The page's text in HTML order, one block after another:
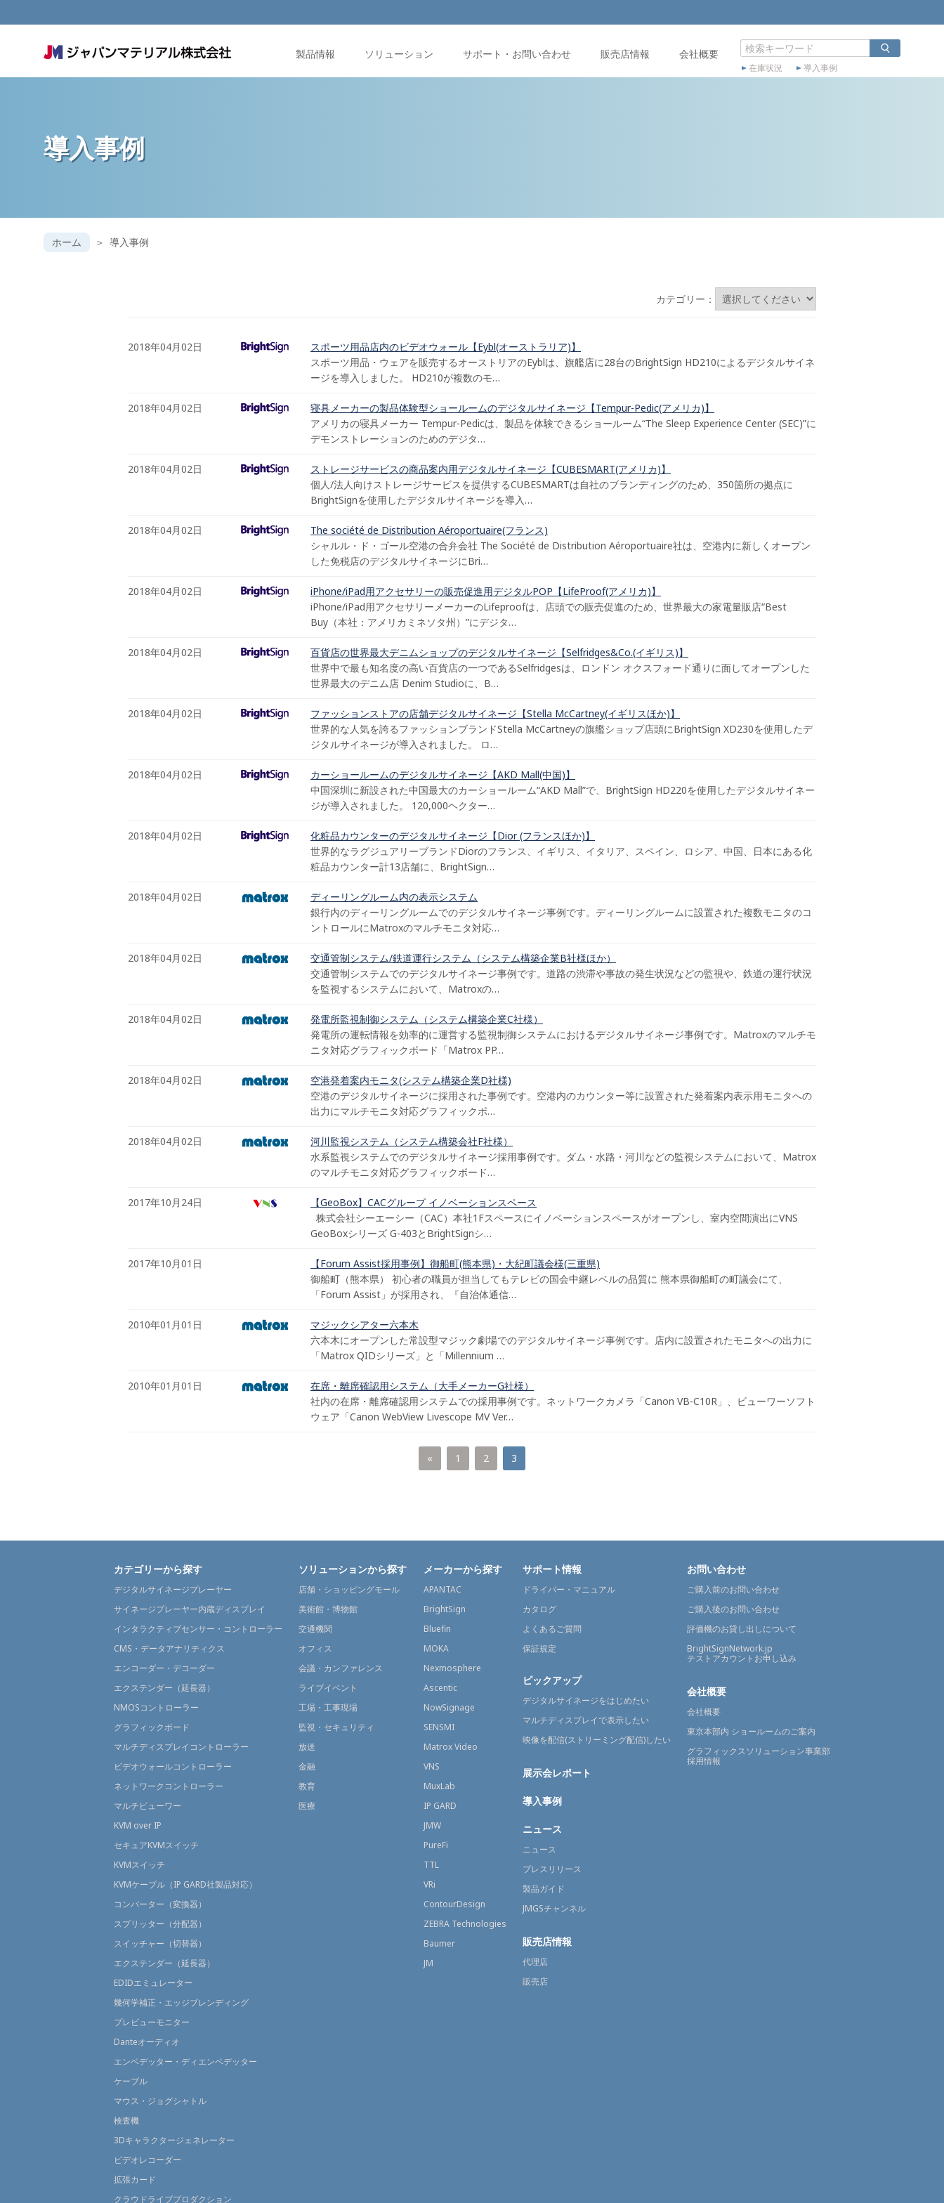
製品情報 ソリューション サポート・お問い合わせ 販売店情報 会社概要
在庫状況 導入事例
導入事例
ホーム 導入事例
カテゴリー：
2018年04月02日
スポーツ用品店内のビデオウォール【Eybl(オーストラリア)】
スポーツ用品・ウェアを販売するオーストリアのEyblは、旗艦店に28台のBrightSign HD210によるデジタルサイネ
ージを導入しました。 HD210が複数のモ…
2018年04月02日
寝具メーカーの製品体験型ショールームのデジタルサイネージ【Tempur-Pedic(アメリカ)】
アメリカの寝具メーカー Tempur-Pedicは、製品を体験できるショールーム“The Sleep Experience Center (SEC)”に
デモンストレーションのためのデジタ…
2018年04月02日
ストレージサービスの商品案内用デジタルサイネージ【CUBESMART(アメリカ)】
個人/法人向けストレージサービスを提供するCUBESMARTは自社のブランディングのため、350箇所の拠点に
BrightSignを使用したデジタルサイネージを導入…
2018年04月02日
The société de Distribution Aéroportuaire(フランス)
シャルル・ド・ゴール空港の合弁会社 The Société de Distribution Aéroportuaire社は、空港内に新しくオープン
した免税店のデジタルサイネージにBri…
2018年04月02日
iPhone/iPad用アクセサリーの販売促進用デジタルPOP【LifeProof(アメリカ)】
iPhone/iPad用アクセサリーメーカーのLifeproofは、店頭での販売促進のため、世界最大の家電量販店“Best
Buy（本社：アメリカミネソタ州）”にデジタ…
2018年04月02日
百貨店の世界最大デニムショップのデジタルサイネージ【Selfridges&Co.(イギリス)】
世界中で最も知名度の高い百貨店の一つであるSelfridgesは、ロンドン オクスフォード通りに面してオープンした
世界最大のデニム店 Denim Studioに、B…
2018年04月02日
ファッションストアの店舗デジタルサイネージ【Stella McCartney(イギリスほか)】
世界的な人気を誇るファッションブランドStella McCartneyの旗艦ショップ店頭にBrightSign XD230を使用したデ
ジタルサイネージが導入されました。 ロ…
2018年04月02日
カーショールームのデジタルサイネージ【AKD Mall(中国)】
中国深圳に新設された中国最大のカーショールーム“AKD Mall”で、BrightSign HD220を使用したデジタルサイネー
ジが導入されました。 120,000ヘクター…
2018年04月02日
化粧品カウンターのデジタルサイネージ【Dior (フランスほか)】
世界的なラグジュアリーブランドDiorのフランス、イギリス、イタリア、スペイン、ロシア、中国、日本にある化
粧品カウンター計13店舗に、BrightSign…
2018年04月02日
ディーリングルーム内の表示システム
銀行内のディーリングルームでのデジタルサイネージ事例です。ディーリングルームに設置された複数モニタのコ
ントロールにMatroxのマルチモニタ対応…
2018年04月02日
交通管制システム/鉄道運行システム（システム構築企業B社様ほか）
交通管制システムでのデジタルサイネージ事例です。道路の渋滞や事故の発生状況などの監視や、鉄道の運行状況
を監視するシステムにおいて、Matroxの…
2018年04月02日
発電所監視制御システム（システム構築企業C社様）
発電所の運転情報を効率的に運営する監視制御システムにおけるデジタルサイネージ事例です。Matroxのマルチモ
ニタ対応グラフィックボード「Matrox PP…
2018年04月02日
空港発着案内モニタ(システム構築企業D社様)
空港のデジタルサイネージに採用された事例です。空港内のカウンター等に設置された発着案内表示用モニタへの
出力にマルチモニタ対応グラフィックボ…
2018年04月02日
河川監視システム（システム構築会社F社様）
水系監視システムでのデジタルサイネージ採用事例です。ダム・水路・河川などの監視システムにおいて、Matrox
のマルチモニタ対応グラフィックボード…
2017年10月24日
【GeoBox】CACグループ イノベーションスペース
株式会社シーエーシー（CAC）本社1Fスペースにイノベーションスペースがオープンし、室内空間演出にVNS
GeoBoxシリーズ G-403とBrightSignシ…
2017年10月01日
【Forum Assist採用事例】御船町(熊本県)・大紀町議会様(三重県)
御船町（熊本県） 初心者の職員が担当してもテレビの国会中継レベルの品質に 熊本県御船町の町議会にて、
「Forum Assist」が採用され、『自治体通信…
2010年01月01日
マジックシアター六本木
六本木にオープンした常設型マジック劇場でのデジタルサイネージ事例です。店内に設置されたモニタへの出力に
「Matrox QIDシリーズ」と「Millennium …
2010年01月01日
在席・離席確認用システム（大手メーカーG社様）
社内の在席・離席確認用システムでの採用事例です。ネットワークカメラ「Canon VB-C10R」、ビューワーソフト
ウェア「Canon WebView Livescope MV Ver…
« 1 2 3
カテゴリーから探す
デジタルサイネージプレーヤー
サイネージプレーヤー内蔵ディスプレイ
インタラクティブセンサー・コントローラー
CMS・データアナリティクス
エンコーダー・デコーダー
エクステンダー（延長器）
NMOSコントローラー
グラフィックボード
マルチディスプレイコントローラー
ビデオウォールコントローラー
ネットワークコントローラー
マルチビューワー
KVM over IP
セキュアKVMスイッチ
KVMスイッチ
KVMケーブル（IP GARD社製品対応）
コンバーター（変換器）
スプリッター（分配器）
スイッチャー（切替器）
エクステンダー（延長器）
EDIDエミュレーター
幾何学補正・エッジブレンディング
プレビューモニター
Danteオーディオ
エンベデッター・ディエンベデッター
ケーブル
マウス・ジョグシャトル
検査機
3Dキャラクタージェネレーター
ビデオレコーダー
拡張カード
クラウドライブプロダクション
ソリューションから探す
店舗・ショッピングモール
美術館・博物館
交通機関
オフィス
会議・カンファレンス
ライブイベント
工場・工事現場
監視・セキュリティ
放送
金融
教育
医療
メーカーから探す
APANTAC
BrightSign
Bluefin
MOKA
Nexmosphere
Ascentic
NowSignage
SENSMI
Matrox Video
VNS
MuxLab
IP GARD
JMW
PureFi
TTL
VRi
ContourDesign
ZEBRA Technologies
Baumer
JM
サポート情報
ドライバー・マニュアル
カタログ
よくあるご質問
保証規定
ピックアップ
デジタルサイネージをはじめたい
マルチディスプレイで表示したい
映像を配信(ストリーミング配信)したい
展示会レポート
導入事例
ニュース
ニュース
プレスリリース
製品ガイド
JMGSチャンネル
販売店情報
代理店
販売店
お問い合わせ
ご購入前のお問い合わせ
ご購入後のお問い合わせ
評価機のお貸し出しについて
BrightSignNetwork.jp
テストアカウントお申し込み
会社概要
会社概要
東京本部内 ショールームのご案内
グラフィックスソリューション事業部
採用情報